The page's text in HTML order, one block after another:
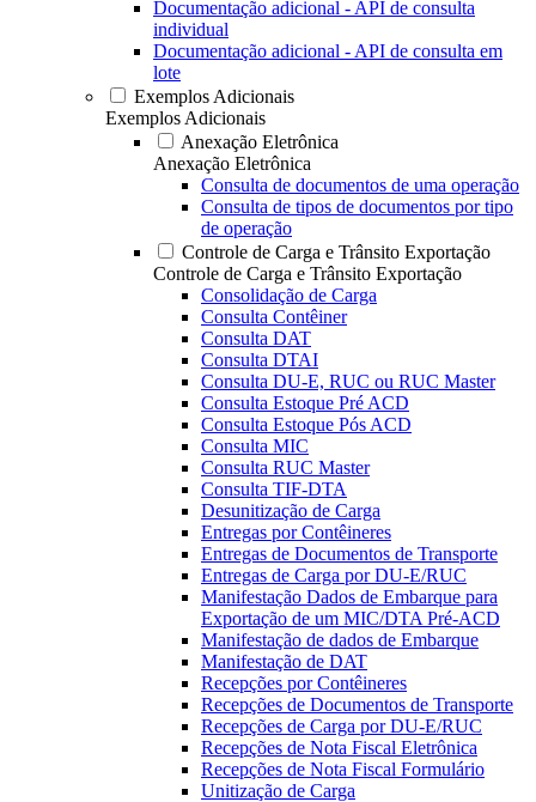
Documentação adicional - API de consulta
individual
Documentação adicional - API de consulta em
lote
Exemplos Adicionais
Exemplos Adicionais
Anexação Eletrônica
Anexação Eletrônica
Consulta de documentos de uma operação
Consulta de tipos de documentos por tipo
de operação
Controle de Carga e Trânsito Exportação
Controle de Carga e Trânsito Exportação
Consolidação de Carga
Consulta Contêiner
Consulta DAT
Consulta DTAI
Consulta DU-E, RUC ou RUC Master
Consulta Estoque Pré ACD
Consulta Estoque Pós ACD
Consulta MIC
Consulta RUC Master
Consulta TIF-DTA
Desunitização de Carga
Entregas por Contêineres
Entregas de Documentos de Transporte
Entregas de Carga por DU-E/RUC
Manifestação Dados de Embarque para
Exportação de um MIC/DTA Pré-ACD
Manifestação de dados de Embarque
Manifestação de DAT
Recepções por Contêineres
Recepções de Documentos de Transporte
Recepções de Carga por DU-E/RUC
Recepções de Nota Fiscal Eletrônica
Recepções de Nota Fiscal Formulário
Unitização de Carga